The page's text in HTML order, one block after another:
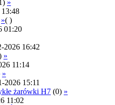
»
»( )
01:20
2026 16:42
»
11:14
»
2026 15:11
żarówki H7 (0) »
11:02